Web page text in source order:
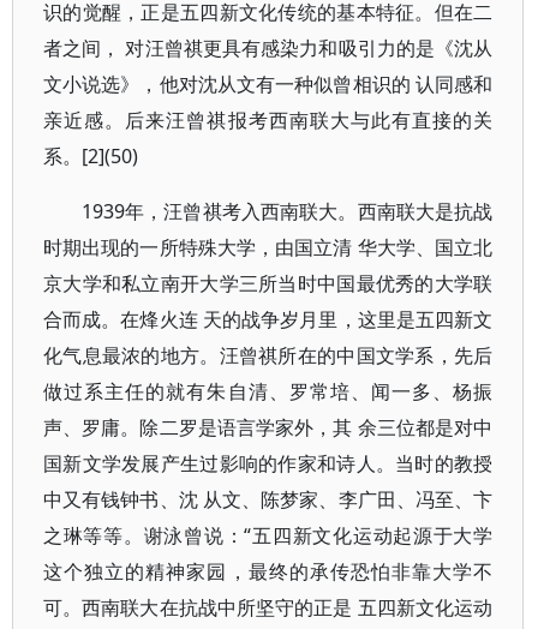
识的觉醒，正是五四新文化传统的基本特征。但在二
者之间， 对汪曾祺更具有感染力和吸引力的是《沈从
文小说选》，他对沈从文有一种似曾相识的 认同感和
亲近感。后来汪曾祺报考西南联大与此有直接的关
系。[2](50)
1939年，汪曾祺考入西南联大。西南联大是抗战
时期出现的一所特殊大学，由国立清 华大学、国立北
京大学和私立南开大学三所当时中国最优秀的大学联
合而成。在烽火连 天的战争岁月里，这里是五四新文
化气息最浓的地方。汪曾祺所在的中国文学系，先后
做过系主任的就有朱自清、罗常培、闻一多、杨振
声、罗庸。除二罗是语言学家外，其 余三位都是对中
国新文学发展产生过影响的作家和诗人。当时的教授
中又有钱钟书、沈 从文、陈梦家、李广田、冯至、卞
之琳等等。谢泳曾说：“五四新文化运动起源于大学
这个独立的精神家园，最终的承传恐怕非靠大学不
可。西南联大在抗战中所坚守的正是 五四新文化运动